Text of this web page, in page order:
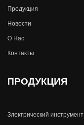
Продукция
Новости
О Hас
Контакты
ПРОДУКЦИЯ
Злектрический инструмент